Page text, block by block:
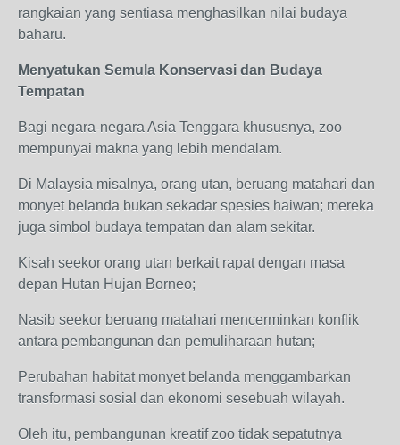
rangkaian yang sentiasa menghasilkan nilai budaya
baharu.
Menyatukan Semula Konservasi dan Budaya
Tempatan
Bagi negara-negara Asia Tenggara khususnya, zoo
mempunyai makna yang lebih mendalam.
Di Malaysia misalnya, orang utan, beruang matahari dan
monyet belanda bukan sekadar spesies haiwan; mereka
juga simbol budaya tempatan dan alam sekitar.
Kisah seekor orang utan berkait rapat dengan masa
depan Hutan Hujan Borneo;
Nasib seekor beruang matahari mencerminkan konflik
antara pembangunan dan pemuliharaan hutan;
Perubahan habitat monyet belanda menggambarkan
transformasi sosial dan ekonomi sesebuah wilayah.
Oleh itu, pembangunan kreatif zoo tidak sepatutnya